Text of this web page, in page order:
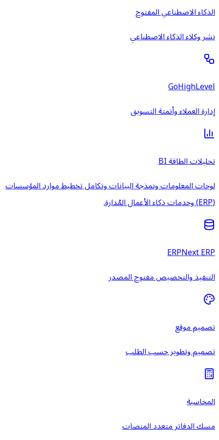
الذكاء الاصطناعي المفتوح
نشر وكلاء الذكاء الاصطناعي
GoHighLevel
إدارة العملاء وأتمتة التسويق
تحليلات الطاقة BI
لوحات المعلومات ونمذجة البيانات وتكامل تخطيط موارد المؤسسات
(ERP) وخدمات ذكاء الأعمال المُدارة.
ERPNext ERP
التنفيذ والتخصيص مفتوح المصدر
تصميم موقع
تصميم وتطوير حسب الطلب
المحاسبة
مسك الدفاتر متعدد المنصات